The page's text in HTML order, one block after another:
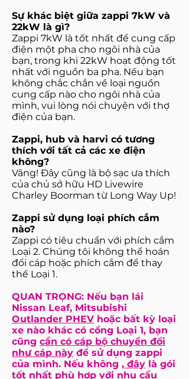
Sự khác biệt giữa zappi 7kW và
22kW là gì?
Zappi 7kW là tốt nhất để cung cấp
điện một pha cho ngôi nhà của
bạn, trong khi 22kW hoạt động tốt
nhất với nguồn ba pha. Nếu bạn
không chắc chắn về loại nguồn
cung cấp nào cho ngôi nhà của
mình, vui lòng nói chuyện với thợ
điện của bạn.
Zappi, hub và harvi có tương
thích với tất cả các xe điện
không?
Vâng! Đây cũng là bộ sạc ưa thích
của chủ sở hữu HD Livewire
Charley Boorman từ Long Way Up!
Zappi sử dụng loại phích cắm
nào?
Zappi có tiêu chuẩn với phích cắm
Loại 2. Chúng tôi không thể hoán
đổi cáp hoặc phích cắm để thay
thế Loại 1.
QUAN TRỌNG: Nếu bạn lái
Nissan Leaf, Mitsubishi
Outlander PHEV hoặc bất kỳ loại
xe nào khác có cổng Loại 1, bạn
cũng cần có cáp bộ chuyển đổi
như cáp này để sử dụng zappi
của mình. Nếu không , đây là gói
tốt nhất phù hợp với nhu cầu